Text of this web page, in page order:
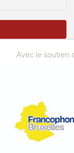
Avec le soutien